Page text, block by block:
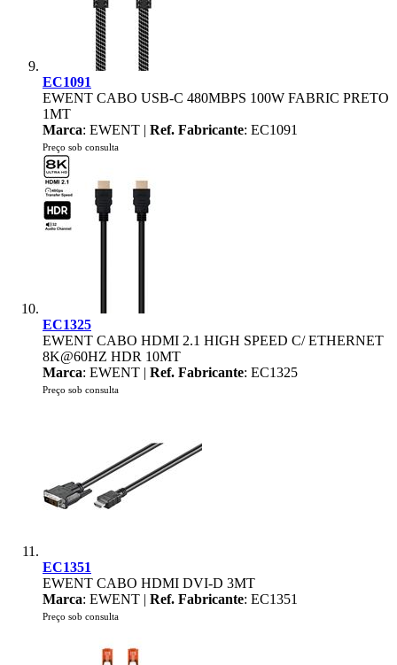
EC1091
EWENT CABO USB-C 480MBPS 100W FABRIC PRETO
1MT
Marca: EWENT | Ref. Fabricante: EC1091
Preço sob consulta
EC1325
EWENT CABO HDMI 2.1 HIGH SPEED C/ ETHERNET
8K@60HZ HDR 10MT
Marca: EWENT | Ref. Fabricante: EC1325
Preço sob consulta
EC1351
EWENT CABO HDMI DVI-D 3MT
Marca: EWENT | Ref. Fabricante: EC1351
Preço sob consulta